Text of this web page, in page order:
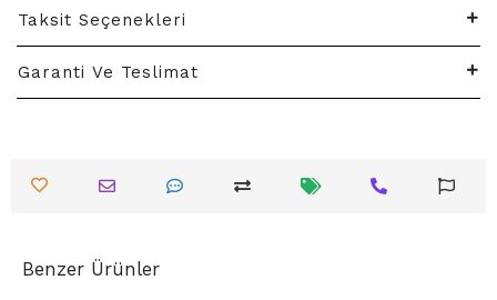
Taksit Seçenekleri
Garanti Ve Teslimat
Benzer Ürünler